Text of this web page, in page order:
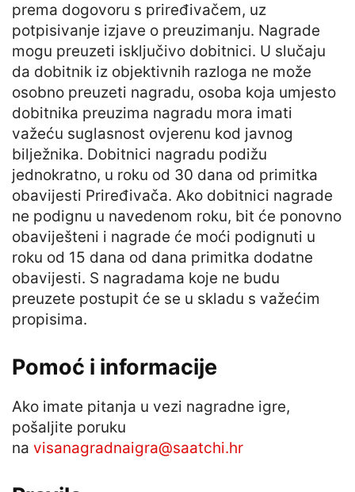
prema dogovoru s priređivačem, uz
potpisivanje izjave o preuzimanju. Nagrade
mogu preuzeti isključivo dobitnici. U slučaju
da dobitnik iz objektivnih razloga ne može
osobno preuzeti nagradu, osoba koja umjesto
dobitnika preuzima nagradu mora imati
važeću suglasnost ovjerenu kod javnog
bilježnika. Dobitnici nagradu podižu
jednokratno, u roku od 30 dana od primitka
obavijesti Priređivača. Ako dobitnici nagrade
ne podignu u navedenom roku, bit će ponovno
obaviješteni i nagrade će moći podignuti u
roku od 15 dana od dana primitka dodatne
obavijesti. S nagradama koje ne budu
preuzete postupit će se u skladu s važećim
propisima.
Pomoć i informacije
Ako imate pitanja u vezi nagradne igre,
pošaljite poruku
na visanagradnaigra@saatchi.hr